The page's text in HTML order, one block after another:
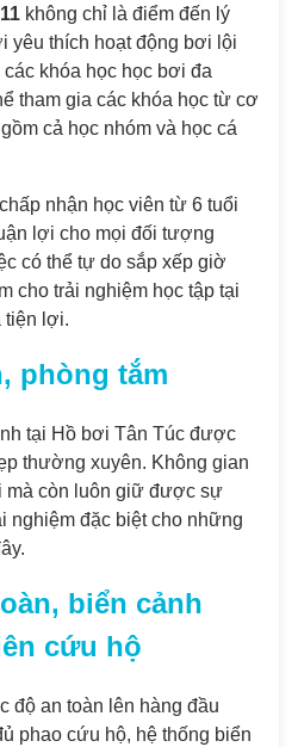
không chỉ là điểm đến lý
thích hoạt động bơi lội
khóa học học bơi đa
tham gia các khóa học từ cơ
cả học nhóm và học cá
nhận học viên từ 6 tuổi
lợi cho mọi đối tượng
có thể tự do sắp xếp giờ
cho trải nghiệm học tập tại
tiện lợi.
phòng tắm
tại Hồ bơi Tân Túc được
thường xuyên. Không gian
mà còn luôn giữ được sự
nghiệm đặc biệt cho những
biển cảnh
cứu hộ
độ an toàn lên hàng đầu
phao cứu hộ, hệ thống biển